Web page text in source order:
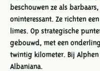
beschouwen ze als
oninteressant. Ze richten
limes. Op strategische
gebouwd, met een
twintig kilometer. Bij
Albaniana.